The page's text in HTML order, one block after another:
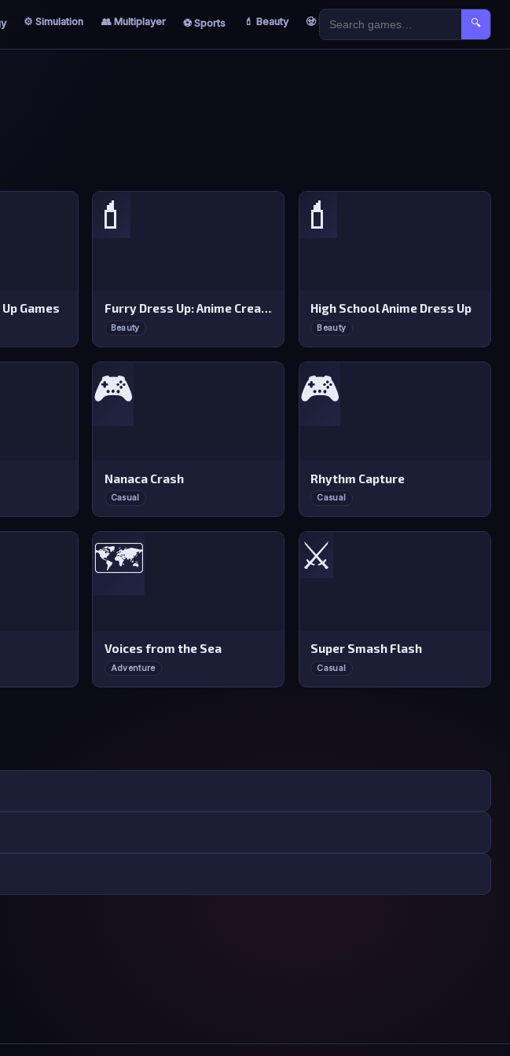
⚙️ Simulation 👥 Multiplayer ⚽ Sports 💄 Beauty 🧟 Survival 🐣 Kids 🔍
Games
💄
Furry Dress Up: Anime Creator
Beauty
💄
High School Anime Dress Up
Beauty
🎮
Nanaca Crash
Casual
🎮
Rhythm Capture
Casual
🗺️
Voices from the Sea
Adventure
⚔️
Super Smash Flash
Casual